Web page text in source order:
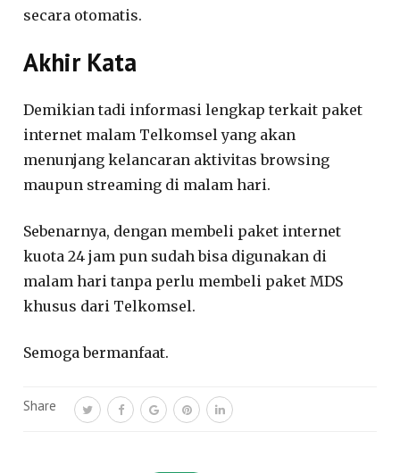
secara otomatis.
Akhir Kata
Demikian tadi informasi lengkap terkait paket
internet malam Telkomsel yang akan
menunjang kelancaran aktivitas browsing
maupun streaming di malam hari.
Sebenarnya, dengan membeli paket internet
kuota 24 jam pun sudah bisa digunakan di
malam hari tanpa perlu membeli paket MDS
khusus dari Telkomsel.
Semoga bermanfaat.
Share